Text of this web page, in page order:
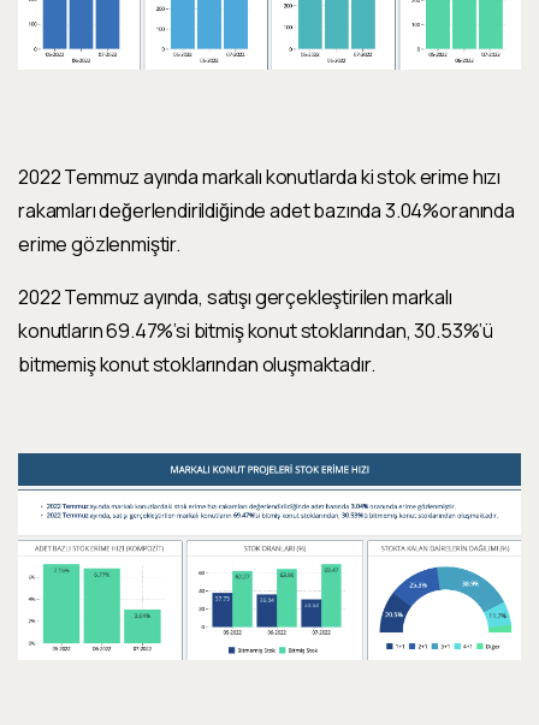
2022 Temmuz ayında markalı konutlarda ki stok erime hızı
rakamları değerlendirildiğinde adet bazında 3.04%oranında
erime gözlenmiştir.
2022 Temmuz ayında, satışı gerçekleştirilen markalı
konutların 69.47%’si bitmiş konut stoklarından, 30.53%’ü
bitmemiş konut stoklarından oluşmaktadır.